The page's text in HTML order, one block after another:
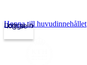
kth.se
Logga in
Hoppa till huvudinnehållet